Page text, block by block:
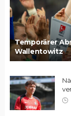
Temporärer
Wallentowitz